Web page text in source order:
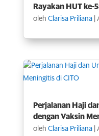
Rayakan HUT ke-
oleh Clarisa Priliana|
Perjalanan Haji
dengan Vaksin
oleh Clarisa Priliana|